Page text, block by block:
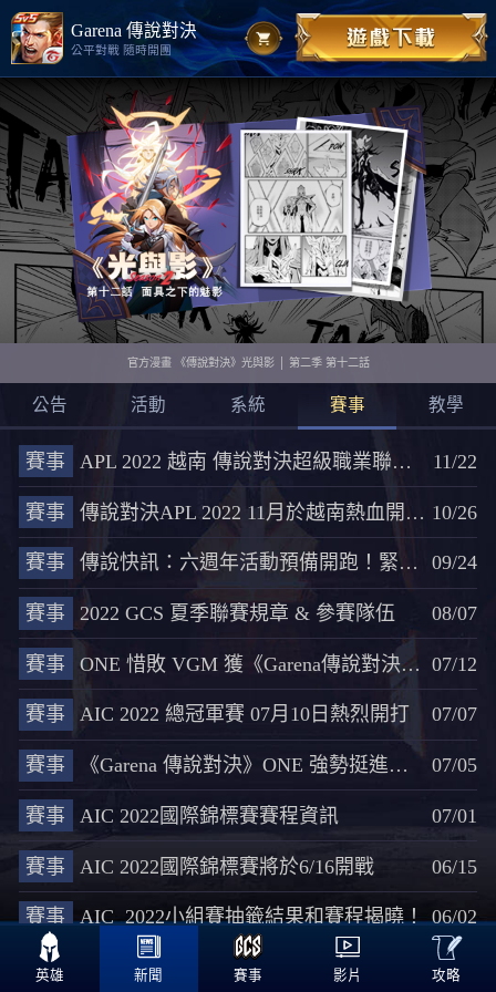
Garena 傳說對決
公平對戰 隨時開團
官方漫畫 《傳說對決》光與影 │ 第二季 第十二話
公告 活動 系統 賽事 教學
賽事 APL 2022 越南 傳說對決超級職業聯賽賽程資訊 11/22
賽事 傳說對決APL 2022 11月於越南熱血開賽 全球12支勁旅角逐冠軍 10/26
賽事 傳說快訊：六週年活動預備開跑！緊接著APL超級職業聯賽更將於11月強勢回歸！ 09/24
賽事 2022 GCS 夏季聯賽規章 & 參賽隊伍 08/07
賽事 ONE 惜敗 VGM 獲《Garena傳說對決》AIC 2022 國際錦標賽亞軍 07/12
賽事 AIC 2022 總冠軍賽 07月10日熱烈開打 07/07
賽事 《Garena 傳說對決》ONE 強勢挺進冠軍賽 07/05
賽事 AIC 2022國際錦標賽賽程資訊 07/01
賽事 AIC 2022國際錦標賽將於6/16開戰 06/15
賽事 AIC 2022小組賽抽籤結果和賽程揭曉！ 06/02
5
英雄 新聞 賽事 影片

攻略